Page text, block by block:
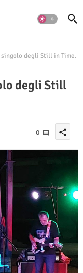
degli Still in Time.
degli Still
0 share